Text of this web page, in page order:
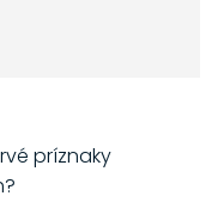
príznaky